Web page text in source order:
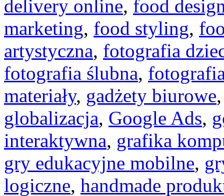
delivery online, food
marketing, food styling,
artystyczna, fotografia
fotografia ślubna,
materiały, gadżety biurowe
globalizacja, Google Ads,
interaktywna, grafika
gry edukacyjne mobilne,
logiczne, handmade